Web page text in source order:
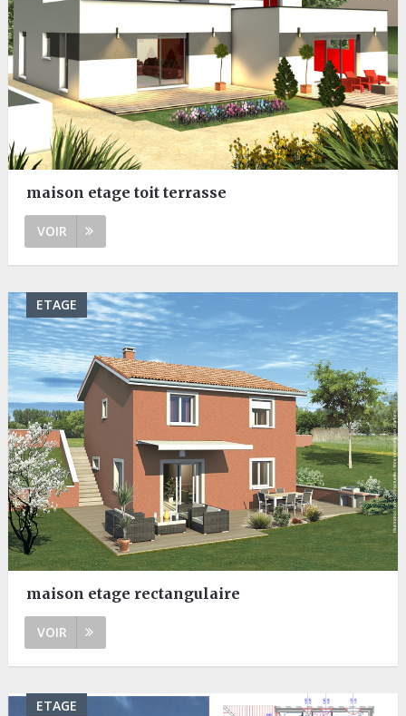
maison etage toit terrasse
VOIR
ETAGE
maison etage rectangulaire
VOIR
ETAGE